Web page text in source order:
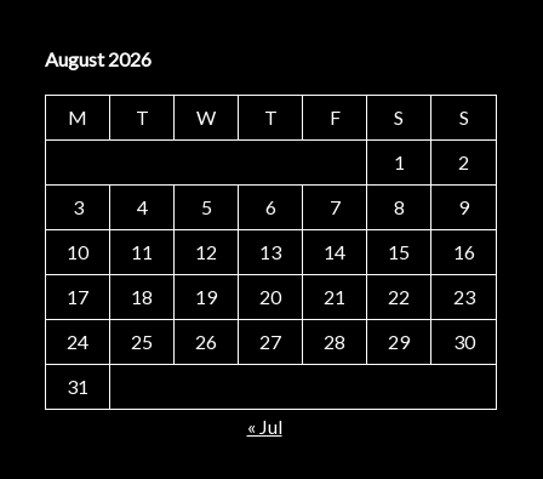
August 2026
M T W T F S
S
1
2
3
4 5 6 7 8
9
10
11 12 13 14 15
16
17
18 19 20 21 22
23
24
25 26 27 28 29
30
31
« Jul